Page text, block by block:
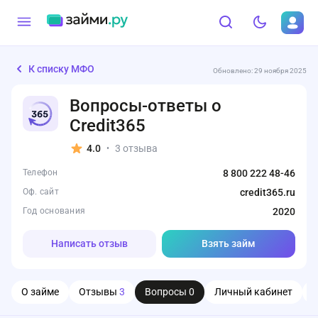
К списку МФО Обновлено: 29 ноября 2025
Вопросы-ответы о
Credit365
4.0 • 3 отзыва
Телефон 8 800 222 48-46
Оф. сайт credit365.ru
Год основания 2020
Написать отзыв Взять займ
О займе Отзывы 3 Вопросы 0 Личный кабинет